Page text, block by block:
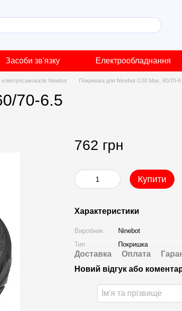
Засоби зв'язку Електрообладнання
електросамокатів Ninebot Покришка для Ninebot G30 Max, 60/70-
70-6.5
762 грн
Купити
Характеристики
Виробник
Ninebot
Тип
Покришка
Доставка Оплата
Новий відгук або